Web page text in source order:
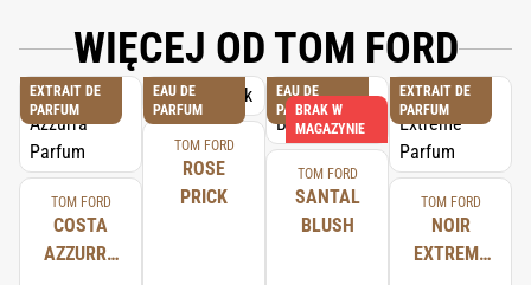
WIĘCEJ OD TOM FORD
EXTRAIT DE
PARFUM
TOM FORD
COSTA
AZZURRA
EAU DE
PARFUM
TOM FORD
ROSE
PRICK
EAU DE
PARFUM
BRAK W
MAGAZYNIE
TOM FORD
SANTAL
BLUSH
EXTRAIT DE
PARFUM
TOM FORD
NOIR
EXTREME